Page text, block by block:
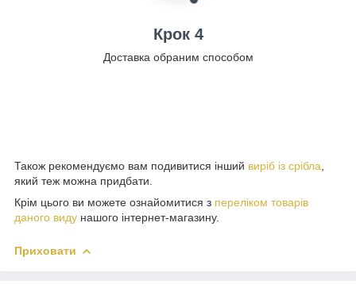
Крок 4
Доставка обраним способом
Також рекомендуємо вам подивитися інший виріб із срібла
який теж можна придбати.
Крім цього ви можете ознайомитися з переліком товарів
даного виду нашого інтернет-магазину.
Приховати